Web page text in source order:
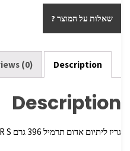
b
o
o
k
tt
er
ar
e
שאלות על המוצר ?
Description
(0)
Description
גריז ליתיום אדום תרמיל 396 גרם SUPER S